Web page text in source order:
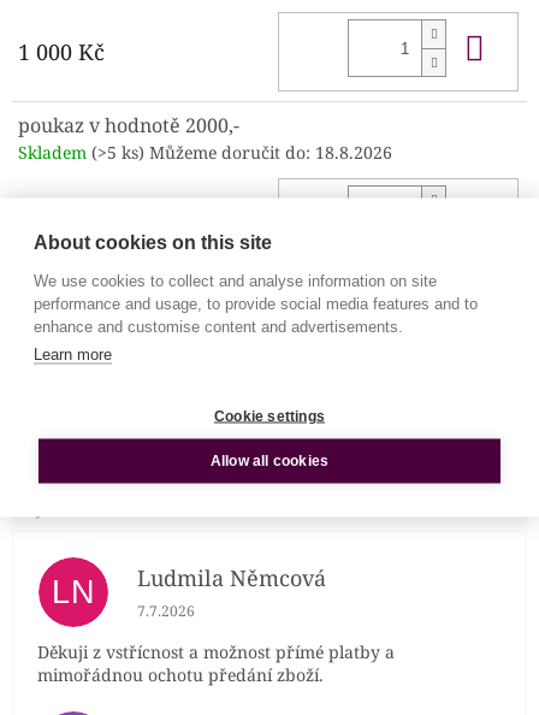
1 000 Kč
poukaz v hodnotě 2000,-
Skladem (>5 ks) Můžeme doručit do: 18.8.2026
poukaz v hodnotě 3000,-
Skladem (>5 ks) Můžeme doručit do: 18.8.2026
LN Ludmila Němcová
Hodnocení obchodu je 5 z 5 hvězdiček.
7.7.2026
Děkuji z vstřícnost a možnost přímé platby a
mimořádnou ochotu předání zboží.
About cookies on this site
We use cookies to collect and analyse information on site
performance and usage, to provide social media features and to
enhance and customise content and advertisements.
Learn more
Cookie settings
Allow all cookies